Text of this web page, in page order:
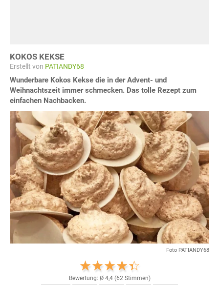
KOKOS KEKSE
Erstellt von PATIANDY68
Wunderbare Kokos Kekse die in der Advent- und
Weihnachtszeit immer schmecken. Das tolle Rezept zum
einfachen Nachbacken.
Foto PATIANDY68
Bewertung: Ø 4,4(62Stimmen)